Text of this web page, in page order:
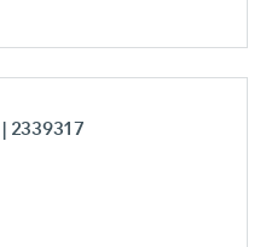
| 2339317